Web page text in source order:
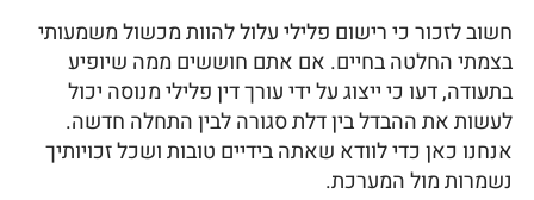
חשוב לזכור כי רישום פלילי עלול להוות מכשול משמעותי
בצמתי החלטה בחיים. אם אתם חוששים ממה שיופיע
בתעודה, דעו כי ייצוג על ידי עורך דין פלילי מנוסה יכול
לעשות את ההבדל בין דלת סגורה לבין התחלה חדשה.
אנחנו כאן כדי לוודא שאתה בידיים טובות ושכל זכויותיך
נשמרות מול המערכת.